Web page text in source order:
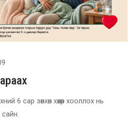
6 сар зөвхөн хөхөөр хооллох нь
сайн.